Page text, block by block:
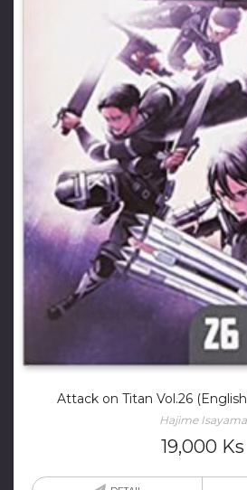
Attack on Titan Vol.26
Hajime Isayama
19,000 Ks